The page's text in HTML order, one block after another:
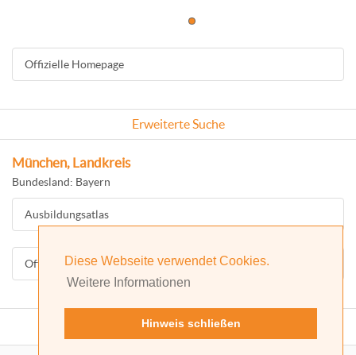
Diese Webseite verwendet Cookies.
Weitere Informationen
Hinweis schließen
Offizielle Homepage
Erweiterte Suche
München, Landkreis
Bundesland: Bayern
Ausbildungsatlas
Offizielle Homepage